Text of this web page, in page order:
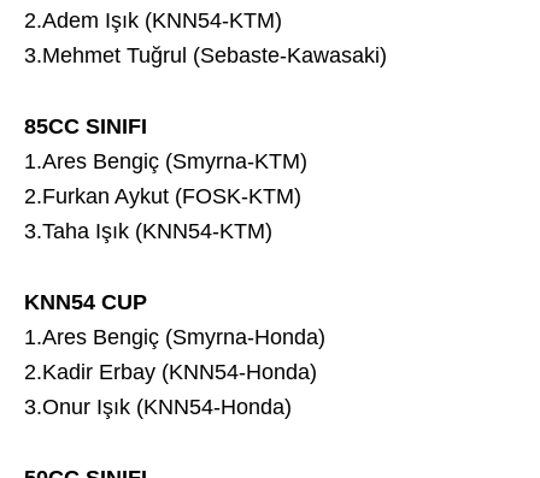
2.Adem Işık (KNN54-KTM)
3.Mehmet Tuğrul (Sebaste-Kawasaki)
85CC SINIFI
1.Ares Bengiç (Smyrna-KTM)
2.Furkan Aykut (FOSK-KTM)
3.Taha Işık (KNN54-KTM)
KNN54 CUP
1.Ares Bengiç (Smyrna-Honda)
2.Kadir Erbay (KNN54-Honda)
3.Onur Işık (KNN54-Honda)